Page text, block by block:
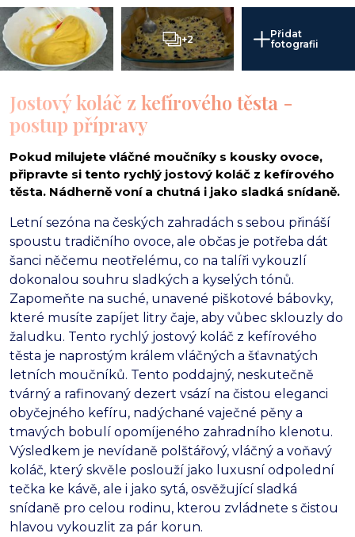
+2
Přidat
fotografii
Jostový koláč z kefírového těsta -
postup přípravy
Pokud milujete vláčné moučníky s kousky ovoce,
připravte si tento rychlý jostový koláč z kefírového
těsta. Nádherně voní a chutná i jako sladká snídaně.
Letní sezóna na českých zahradách s sebou přináší
spoustu tradičního ovoce, ale občas je potřeba dát
šanci něčemu neotřelému, co na talíři vykouzlí
dokonalou souhru sladkých a kyselých tónů.
Zapomeňte na suché, unavené piškotové bábovky,
které musíte zapíjet litry čaje, aby vůbec sklouzly do
žaludku. Tento rychlý jostový koláč z kefírového
těsta je naprostým králem vláčných a šťavnatých
letních moučníků. Tento poddajný, neskutečně
tvárný a rafinovaný dezert vsází na čistou eleganci
obyčejného kefíru, nadýchané vaječné pěny a
tmavých bobulí opomíjeného zahradního klenotu.
Výsledkem je nevídaně polštářový, vláčný a voňavý
koláč, který skvěle poslouží jako luxusní odpolední
tečka ke kávě, ale i jako sytá, osvěžující sladká
snídaně pro celou rodinu, kterou zvládnete s čistou
hlavou vykouzlit za pár korun.